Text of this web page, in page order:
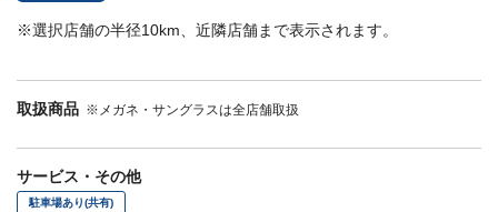
取扱商品 ※メガネ・サングラスは全店舗取扱
サービス・その他
駐車場あり(共有)
※選択店舗の半径10km、近隣店舗まで表示されます。